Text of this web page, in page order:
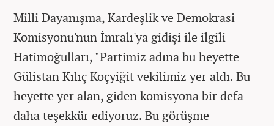
Milli Dayanışma, Kardeşlik ve Demokrasi
Komisyonu'nun İmralı'ya gidişi ile ilgili
Hatimoğulları, "Partimiz adına bu heyette
Gülistan Kılıç Koçyiğit vekilimiz yer aldı. Bu
heyette yer alan, giden komisyona bir defa
daha teşekkür ediyoruz. Bu görüşme